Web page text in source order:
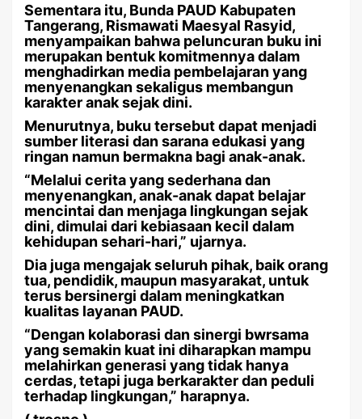
Sementara itu, Bunda PAUD Kabupaten
Tangerang, Rismawati Maesyal Rasyid,
menyampaikan bahwa peluncuran buku ini
merupakan bentuk komitmennya dalam
menghadirkan media pembelajaran yang
menyenangkan sekaligus membangun
karakter anak sejak dini.
Menurutnya, buku tersebut dapat menjadi
sumber literasi dan sarana edukasi yang
ringan namun bermakna bagi anak-anak.
“Melalui cerita yang sederhana dan
menyenangkan, anak-anak dapat belajar
mencintai dan menjaga lingkungan sejak
dini, dimulai dari kebiasaan kecil dalam
kehidupan sehari-hari,” ujarnya.
Dia juga mengajak seluruh pihak, baik orang
tua, pendidik, maupun masyarakat, untuk
terus bersinergi dalam meningkatkan
kualitas layanan PAUD.
“Dengan kolaborasi dan sinergi bwrsama
yang semakin kuat ini diharapkan mampu
melahirkan generasi yang tidak hanya
cerdas, tetapi juga berkarakter dan peduli
terhadap lingkungan,” harapnya.